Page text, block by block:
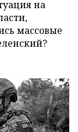
на
массовые